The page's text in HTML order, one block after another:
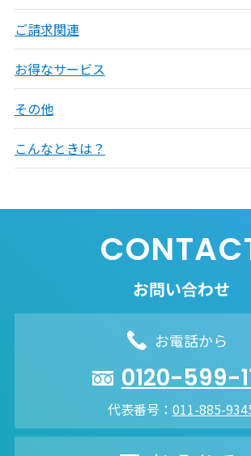
ご請求関連
お得なサービス
その他
こんなときは？
お問い合わせ
お電話から
0120-599-
代表番号： 011-885-